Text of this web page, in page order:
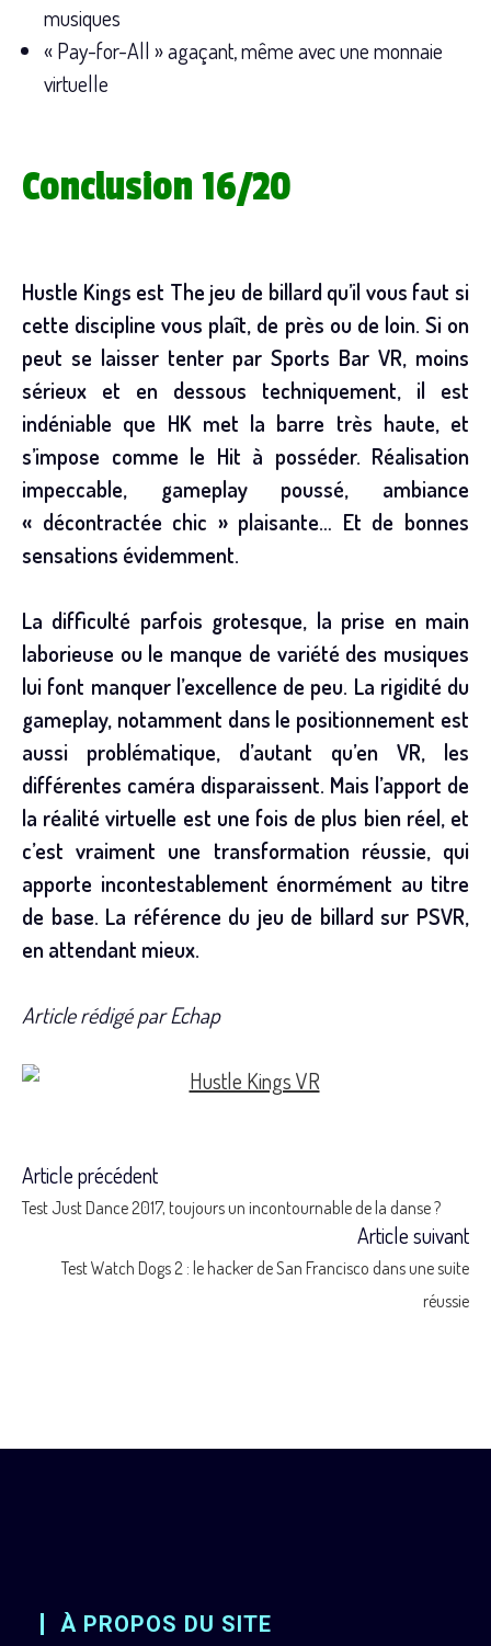
musiques
« Pay-for-All » agaçant, même avec une monnaie
virtuelle
Conclusion 16/20
Hustle Kings est The jeu de billard qu’il vous faut si
cette discipline vous plaît, de près ou de loin. Si on
peut se laisser tenter par Sports Bar VR, moins
sérieux et en dessous techniquement, il est
indéniable que HK met la barre très haute, et
s’impose comme le Hit à posséder. Réalisation
impeccable, gameplay poussé, ambiance
« décontractée chic » plaisante… Et de bonnes
sensations évidemment.
La difficulté parfois grotesque, la prise en main
laborieuse ou le manque de variété des musiques
lui font manquer l’excellence de peu. La rigidité du
gameplay, notamment dans le positionnement est
aussi problématique, d’autant qu’en VR, les
différentes caméra disparaissent. Mais l’apport de
la réalité virtuelle est une fois de plus bien réel, et
c’est vraiment une transformation réussie, qui
apporte incontestablement énormément au titre
de base. La référence du jeu de billard sur PSVR,
en attendant mieux.
Article rédigé par Echap
Read
articles
Article précédent
Test Just Dance 2017, toujours un incontournable de la danse ?
Article suivant
Test Watch Dogs 2 : le hacker de San Francisco dans une suite
réussie
À PROPOS DU SITE